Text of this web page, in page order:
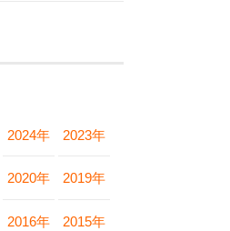
2024年 2023年
2020年 2019年
2016年 2015年